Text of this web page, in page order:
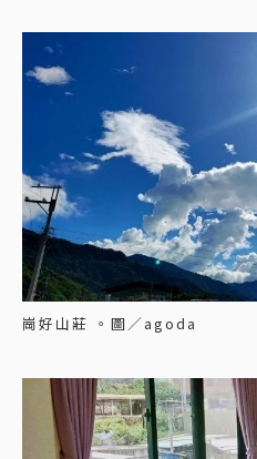
崗好山莊 。圖／agoda